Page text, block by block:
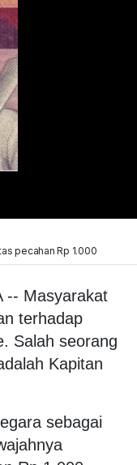
pecahan Rp 1.000
-- Masyarakat
terhadap
Salah seorang
Kapitan
sebagai